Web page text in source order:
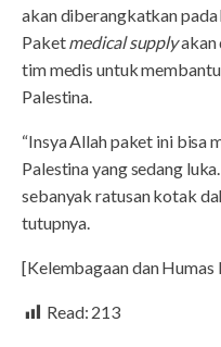
akan diberangkatkan pada
Paketmedical supplyakan
tim medis untuk
Palestina.
“Insya Allah paket ini bisa
Palestina yang sedang
sebanyak ratusan kotak
tutupnya.
[Kelembagaan dan
Read: 213